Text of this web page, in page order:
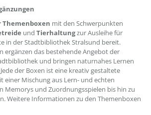
Themenboxen mit den Schwerpunkten
und Tierhaltungzur Ausleihe für
in der Stadtbibliothek Stralsund bereit.
ergänzen das bestehende Angebot der
und bringen naturnahes Lernen
der Boxen ist eine kreativ gestaltete
einer Mischung aus Lern- und echten
Memorys und Zuordnungsspielen bis hin zu
Weitere Informationen zu den Themenboxen